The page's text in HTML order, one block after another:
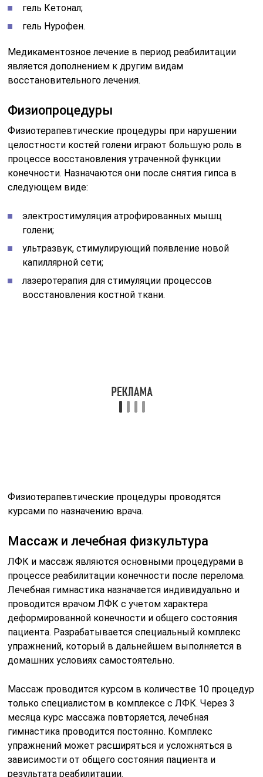
электростимуляция атрофированных мышц
ультразвук, стимулирующий появление новой
капиллярной сети;
восстановления костной ткани.
процессе реабилитации конечности после перелома.
Лечебная гимнастика назначается индивидуально и
проводится врачом ЛФК с учетом характера
Массаж проводится курсом в количестве 10 процедур
только специалистом в комплексе с ЛФК. Через 3
гимнастика проводится постоянно. Комплекс
упражнений может расширяться и усложняться в
зависимости от общего состояния пациента и
результата реабилитации.